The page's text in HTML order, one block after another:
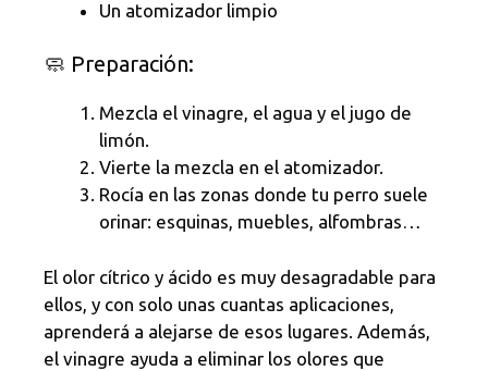
Un atomizador limpio
🧼 Preparación:
Mezcla el vinagre, el agua y el jugo de
limón.
Vierte la mezcla en el atomizador.
Rocía en las zonas donde tu perro suele
orinar: esquinas, muebles, alfombras…
El olor cítrico y ácido es muy desagradable para
ellos, y con solo unas cuantas aplicaciones,
aprenderá a alejarse de esos lugares. Además,
el vinagre ayuda a eliminar los olores que